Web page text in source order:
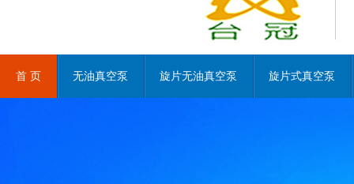
首 页 无油真空泵 旋片无油真空泵 旋片式真空泵